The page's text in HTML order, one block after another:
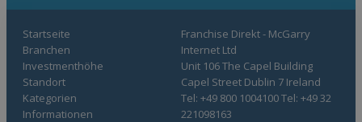
Startseite
Branchen
Investmenthöhe
Standort
Kategorien
Informationen
Franchise Direkt - McGarry
Internet Ltd
Unit 106 The Capel Building
Capel Street Dublin 7 Ireland
Tel: +49 800 1004100 Tel: +49 32
221098163